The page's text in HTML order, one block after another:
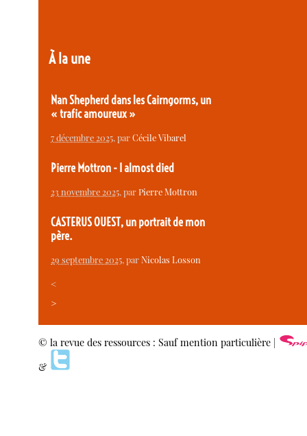
À la une
Nan Shepherd dans les Cairngorms, un
« trafic amoureux »
7 décembre 2025, parCécile Vibarel
Pierre Mottron - I almost died
23 novembre 2025, parPierre Mottron
CASTERUS OUEST, un portrait de mon
père.
29 septembre 2025, parNicolas Losson
<
>
© la revue des ressources : Sauf mention particulière |
&